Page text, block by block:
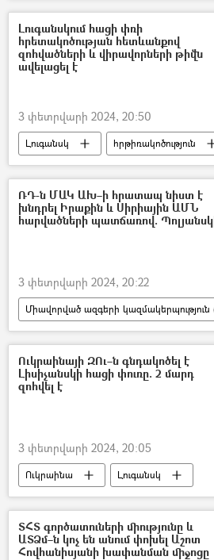
Լուգանսկում հացի փռի
հրետակոծության հետևանքով
զոհվածների և վիրավորների թիվն
ավելացել է
3 փետրվարի 2024, 20:50
Լուգանսկ հրթիռակոծություն
Վիրավոր
Փլատակներ
ՌԴ-ն ՄԱԿ ԱԽ–ի հրատապ նիստ է
խնդրել Իրաքին և Սիրիային ԱՄՆ
հարվածների պատճառով.
3 փետրվարի 2024, 20:22
Միավորված ազգերի կազմակերպություն
Սիրիա
Իրաք
Ռուսաստան
ԱՄՆ
Դմիտրի Պոլյանսկի
Ուկրաինայի ԶՈւ–ն գնդակոծել է
Լիսիչանսկի հացի փուռը. 2 մարդ
զոհվել է
3 փետրվարի 2024, 20:05
Ուկրաինա
Լուգանսկ
գնդակոծություն
Հաց
Ավերածություններ
Ռուսաստան
Պատերազմ
ՏՀՏ գործատուների միությունը և
ԱՏՁմ–ն կոչ են անում փոխել Աշոտ
Հովհանիսյանի խափանման միջոցը